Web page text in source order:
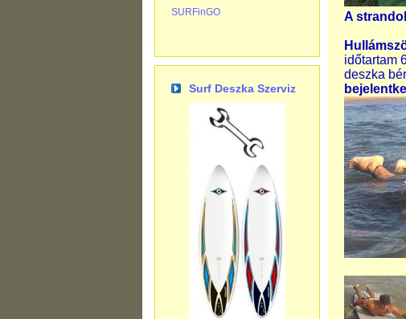
SURFinGO
Surf Deszka Szerviz
A
időtartam
deszka